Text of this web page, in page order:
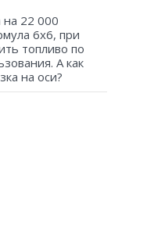
на 22 000
6х6, при
топливо по
А как
на оси?